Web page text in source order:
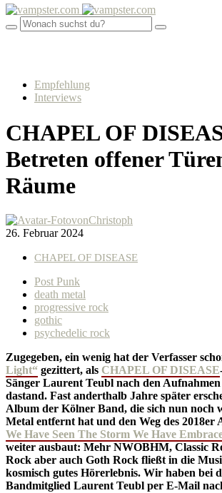
Empfehlung
Interviews
CHAPEL OF
Betreten offener
Räume
vonChristoph
26. Februar 2024
CHAPEL OF DISEASE
Post Punk
death metal
progressive rock
gothic
psychedelic rock
Zugegeben, ein wenig hat der Verfasser
Light“ gezittert, als CHAPEL OF DISEASE
Sänger Laurent Teubl nach den
dastand. Fast anderthalb Jahre später
Album der Kölner Band, die sich nun noch
Metal entfernt hat und den Weg des 2018er
We Have Seen The Storm We Have
weiter ausbaut: Mehr NWOBHM, Classic
Rock aber auch Goth Rock fließt in die
kosmisch gutes Hörerlebnis. Wir haben bei
Bandmitglied Laurent Teubl per E-Mail